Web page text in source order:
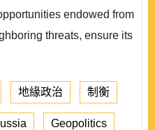
endowed from
threats, ensure its
地緣政治 制衡
Geopolitics